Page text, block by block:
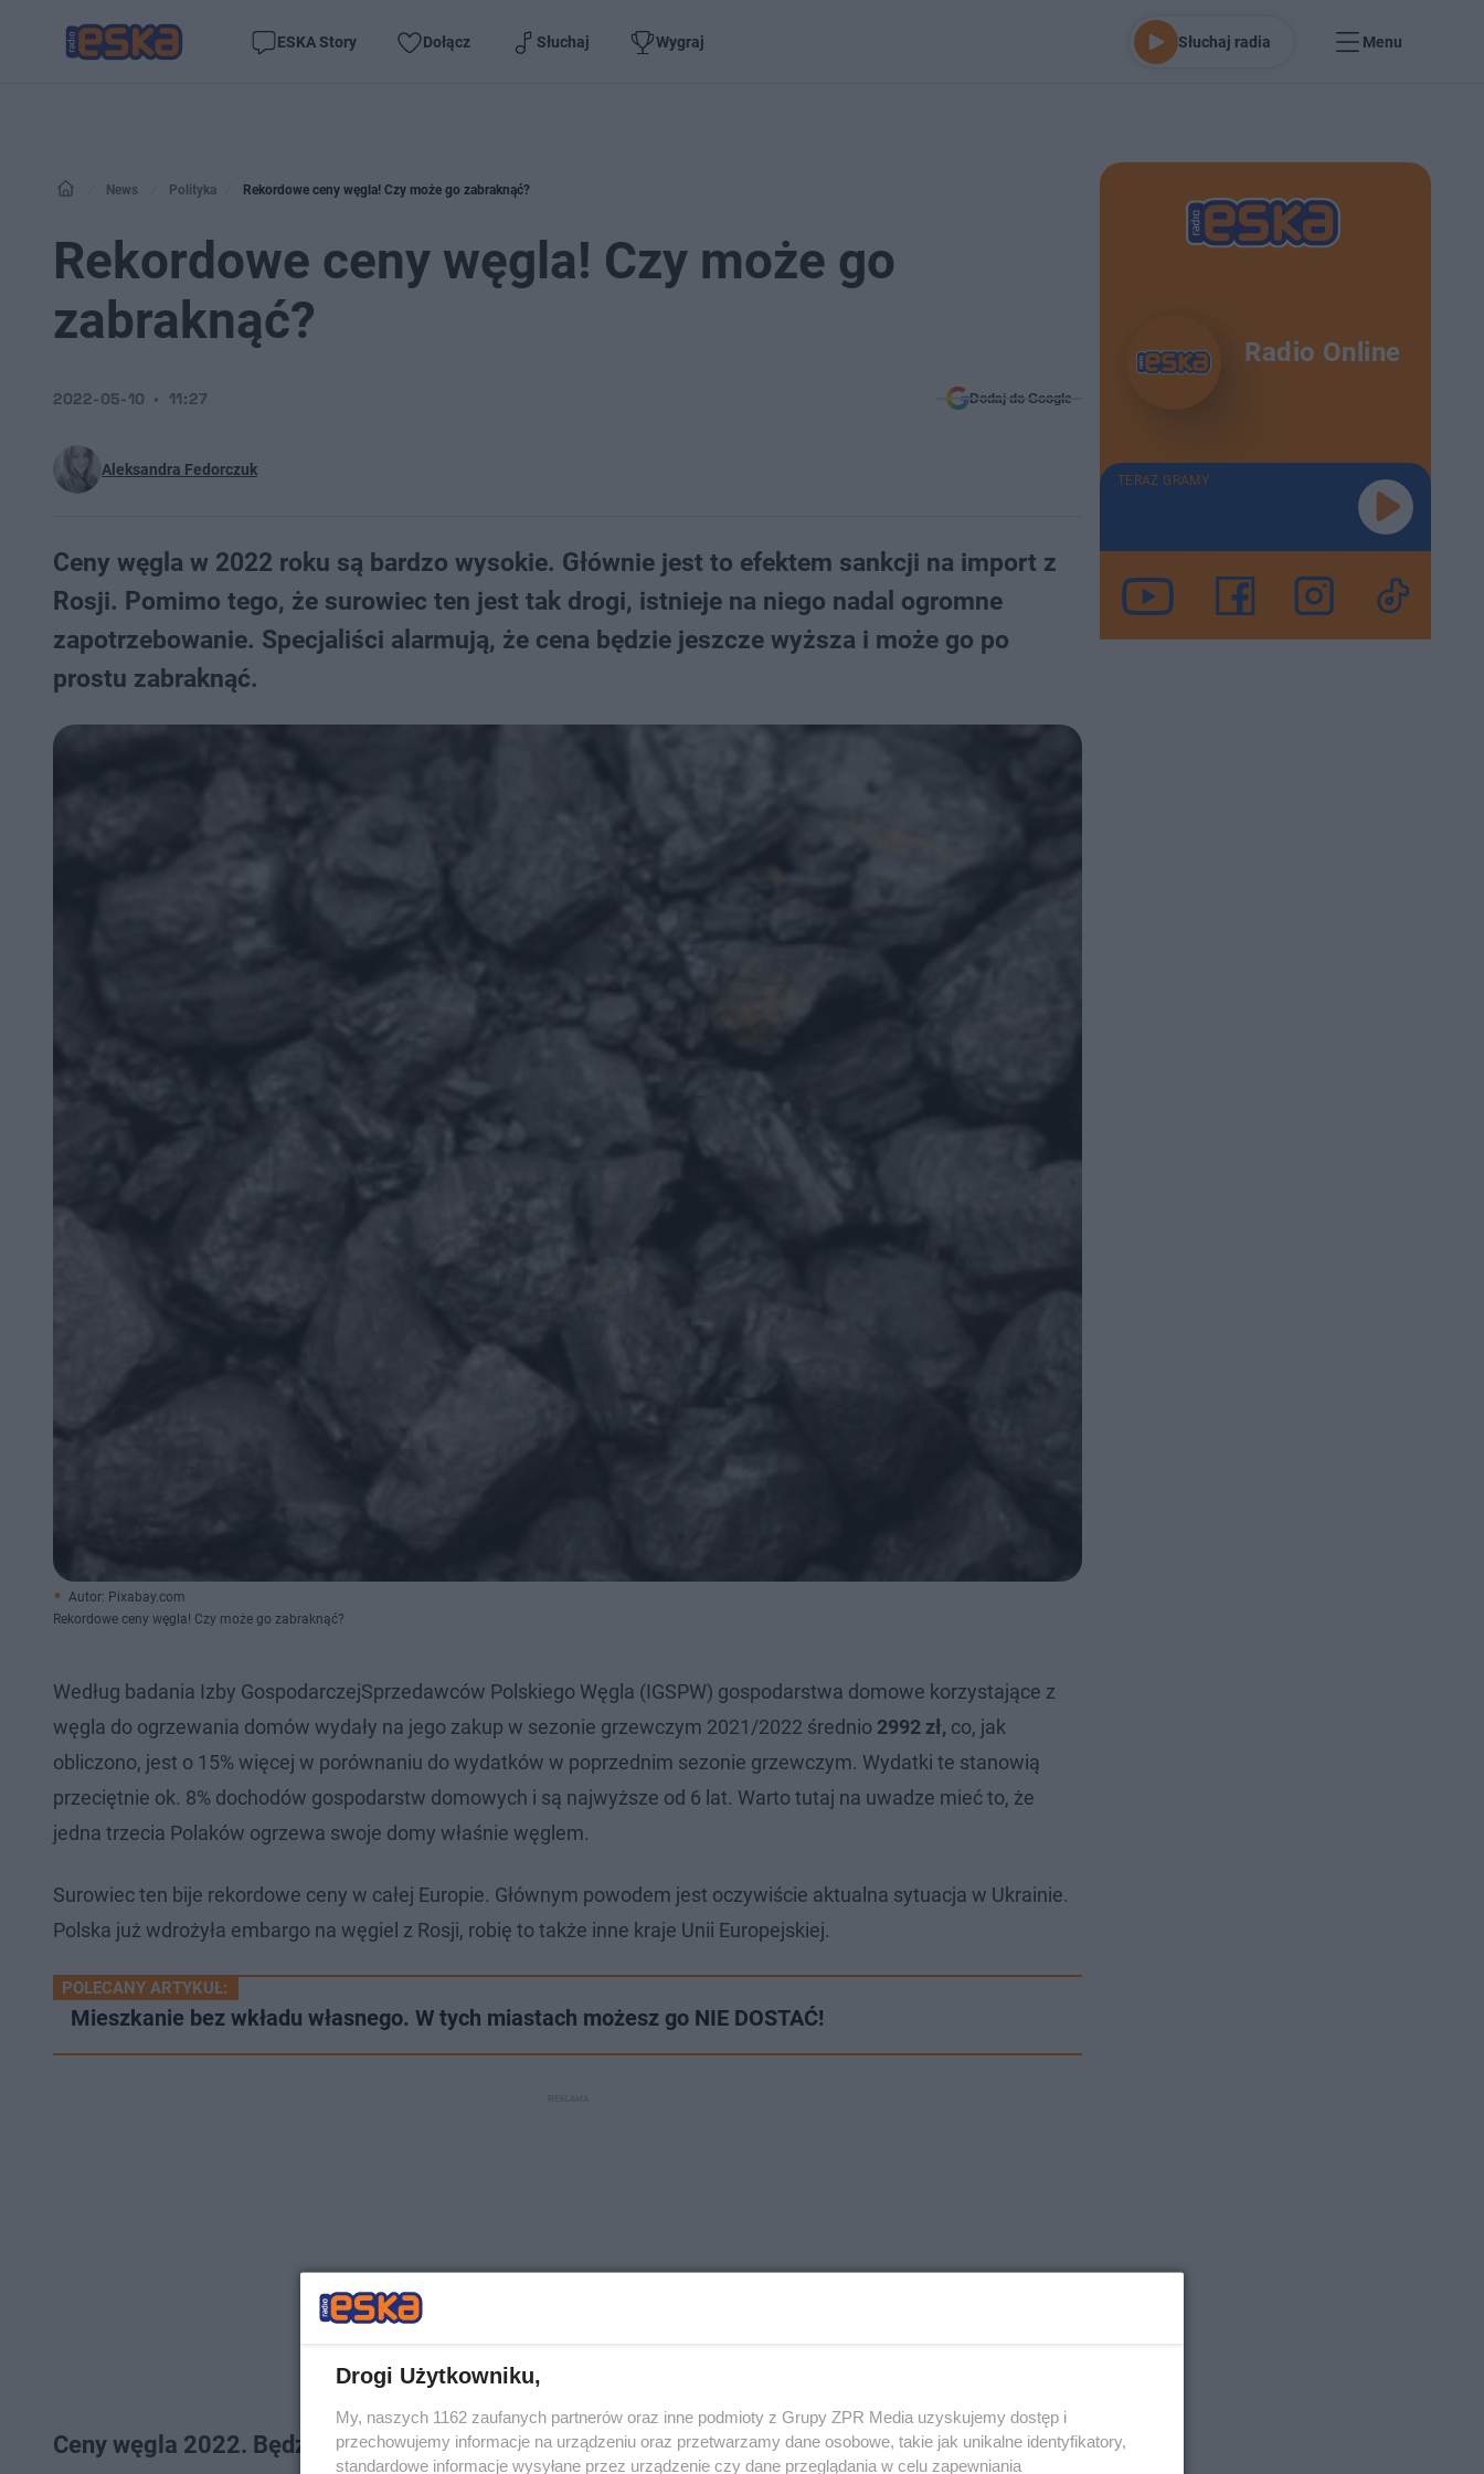
ESKA Story Dołącz Słuchaj Wygraj Słuchaj radia Menu
News Polityka Rekordowe ceny węgla! Czy może go zabraknąć?
Rekordowe ceny węgla! Czy może go
zabraknąć?
Aleksandra Fedorczuk
2022-05-10 11:27 Dodaj do Google
Ceny węgla w 2022 roku są bardzo wysokie. Głównie jest to efektem sankcji na import z
Rosji. Pomimo tego, że surowiec ten jest tak drogi, istnieje na niego nadal ogromne
zapotrzebowanie. Specjaliści alarmują, że cena będzie jeszcze wyższa i może go po
prostu zabraknąć.
Autor: Pixabay.com
Rekordowe ceny węgla! Czy może go zabraknąć?
Według badania Izby GospodarczejSprzedawców Polskiego Węgla (IGSPW) gospodarstwa domowe korzystające z
węgla do ogrzewania domów wydały na jego zakup w sezonie grzewczym 2021/2022 średnio 2992 zł, co, jak
obliczono, jest o 15% więcej w porównaniu do wydatków w poprzednim sezonie grzewczym. Wydatki te stanowią
przeciętnie ok. 8% dochodów gospodarstw domowych i są najwyższe od 6 lat. Warto tutaj na uwadze mieć to, że
jedna trzecia Polaków ogrzewa swoje domy właśnie węglem.
Surowiec ten bije rekordowe ceny w całej Europie. Głównym powodem jest oczywiście aktualna sytuacja w Ukrainie.
Polska już wdrożyła embargo na węgiel z Rosji, robię to także inne kraje Unii Europejskiej.
POLECANY ARTYKUŁ:
Mieszkanie bez wkładu własnego. W tych miastach możesz go NIE DOSTAĆ!
Ceny węgla 2022. Będzie jeszcze drożej
Radio Online
TERAZ GRAMY
Drogi Użytkowniku,
My, naszych 1162 zaufanych partnerów oraz inne podmioty z Grupy ZPR Media uzyskujemy dostęp i
przechowujemy informacje na urządzeniu oraz przetwarzamy dane osobowe, takie jak unikalne identyfikatory,
standardowe informacje wysyłane przez urządzenie czy dane przeglądania w celu zapewniania